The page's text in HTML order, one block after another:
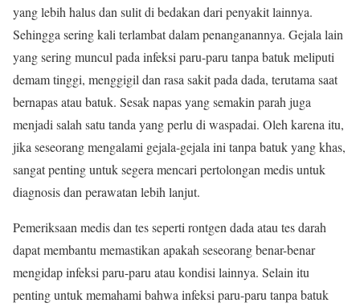
yang lebih halus dan sulit di bedakan dari penyakit lainnya.
Sehingga sering kali terlambat dalam penanganannya. Gejala lain
yang sering muncul pada infeksi paru-paru tanpa batuk meliputi
demam tinggi, menggigil dan rasa sakit pada dada, terutama saat
bernapas atau batuk. Sesak napas yang semakin parah juga
menjadi salah satu tanda yang perlu di waspadai. Oleh karena itu,
jika seseorang mengalami gejala-gejala ini tanpa batuk yang khas,
sangat penting untuk segera mencari pertolongan medis untuk
diagnosis dan perawatan lebih lanjut.
Pemeriksaan medis dan tes seperti rontgen dada atau tes darah
dapat membantu memastikan apakah seseorang benar-benar
mengidap infeksi paru-paru atau kondisi lainnya. Selain itu
penting untuk memahami bahwa infeksi paru-paru tanpa batuk